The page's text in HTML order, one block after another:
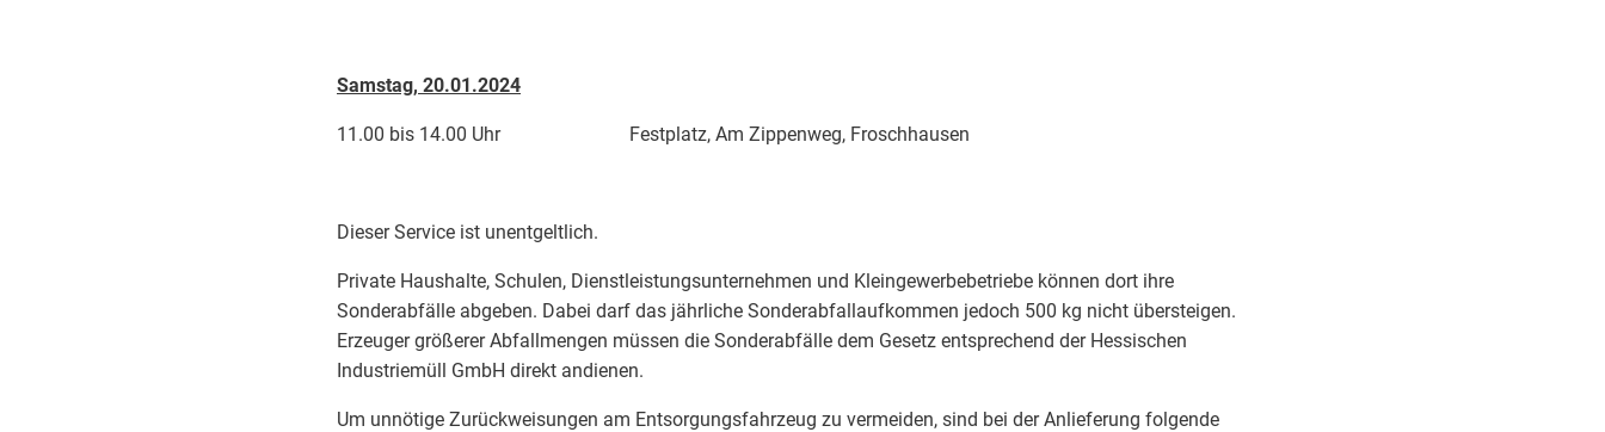
Samstag, 20.01.2024
11.00 bis 14.00 Uhr Festplatz, Am Zippenweg, Froschhausen
Dieser Service ist unentgeltlich.
Private Haushalte, Schulen, Dienstleistungsunternehmen und Kleingewerbebetriebe können dort ihre
Sonderabfälle abgeben. Dabei darf das jährliche Sonderabfallaufkommen jedoch 500 kg nicht übersteigen.
Erzeuger größerer Abfallmengen müssen die Sonderabfälle dem Gesetz entsprechend der Hessischen
Industriemüll GmbH direkt andienen.
Um unnötige Zurückweisungen am Entsorgungsfahrzeug zu vermeiden, sind bei der Anlieferung folgende